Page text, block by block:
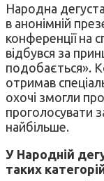
Народна
в анонімній
конференції на
відбувся за
подобається».
отримав
охочі змогли
проголосувати
найбільше.
У Народній
таких